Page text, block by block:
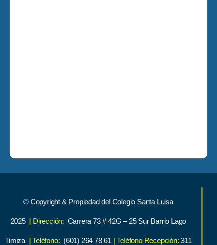
© Copyright & Propiedad del Colegio Santa Luisa
2025 | Dirección: Carrera 73 # 42G – 25 Sur Barrio Lago
Timiza | Teléfono: (601) 264 78 61 | Teléfono Recepción: 311